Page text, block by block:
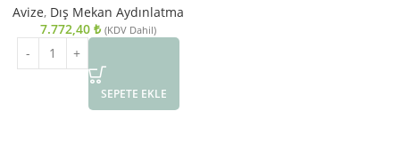
13cm
Avize, Dış Mekan Aydınlatma
7.772,40 ₺ (KDV Dahil)
SEPETE EKLE